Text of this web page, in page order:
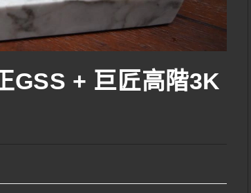
GSS + 巨匠高階3K